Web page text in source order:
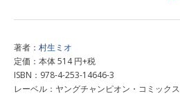
著者： 村生ミオ
定価：本体 514 円+税
ISBN：978-4-253-14646-3
レーベル：ヤングチャンピオン・コミックス